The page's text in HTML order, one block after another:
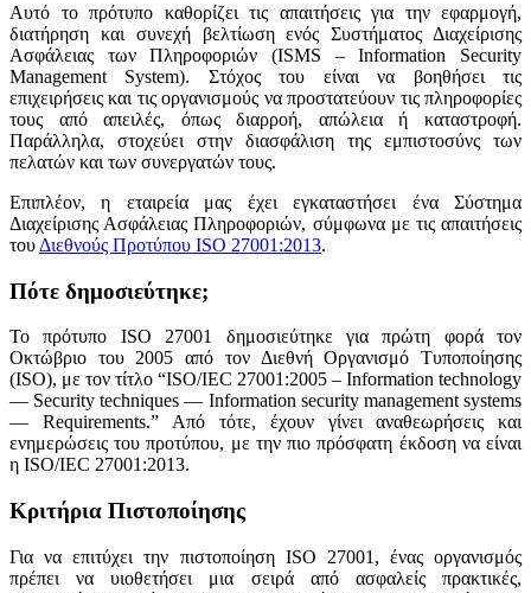
Αυτό το πρότυπο καθορίζει τις απαιτήσεις για την εφαρμογή,
διατήρηση και συνεχή βελτίωση ενός Συστήματος Διαχείρισης
Ασφάλειας των Πληροφοριών (ISMS – Information Security
Management System). Στόχος του είναι να βοηθήσει τις
επιχειρήσεις και τις οργανισμούς να προστατεύουν τις πληροφορίες
τους από απειλές, όπως διαρροή, απώλεια ή καταστροφή.
Παράλληλα, στοχεύει στην διασφάλιση της εμπιστοσύνς των
πελατών και των συνεργατών τους.
Επιπλέον, η εταιρεία μας έχει εγκαταστήσει ένα Σύστημα
Διαχείρισης Ασφάλειας Πληροφοριών, σύμφωνα με τις απαιτήσεις
του Διεθνούς Προτύπου ISO 27001:2013.
Πότε δημοσιεύτηκε;
Το πρότυπο ISO 27001 δημοσιεύτηκε για πρώτη φορά τον
Οκτώβριο του 2005 από τον Διεθνή Οργανισμό Τυποποίησης
(ISO), με τον τίτλο “ISO/IEC 27001:2005 – Information technology
— Security techniques — Information security management systems
— Requirements.” Από τότε, έχουν γίνει αναθεωρήσεις και
ενημερώσεις του προτύπου, με την πιο πρόσφατη έκδοση να είναι
η ISO/IEC 27001:2013.
Κριτήρια Πιστοποίησης
Για να επιτύχει την πιστοποίηση ISO 27001, ένας οργανισμός
πρέπει να υιοθετήσει μια σειρά από ασφαλείς πρακτικές,